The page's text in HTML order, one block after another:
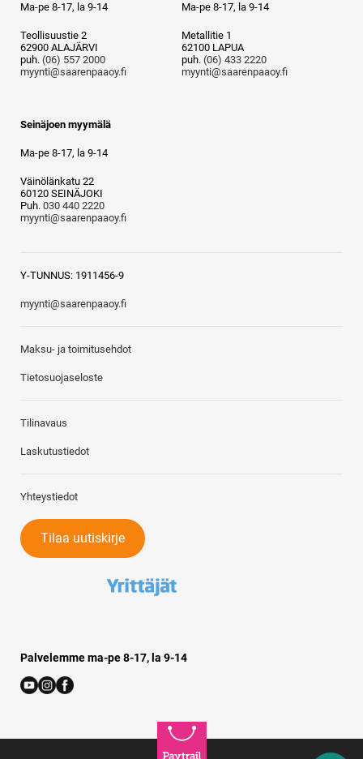
Ma-pe 8-17, la 9-14
Teollisuustie 2
62900 ALAJÄRVI
puh. (06) 557 2000
myynti@saarenpaaoy.fi
Ma-pe 8-17, la 9-14
Metallitie 1
62100 LAPUA
puh. (06) 433 2220
myynti@saarenpaaoy.fi
Seinäjoen myymälä
Ma-pe 8-17, la 9-14
Väinölänkatu 22
60120 SEINÄJOKI
Puh. 030 440 2220
myynti@saarenpaaoy.fi
Y-TUNNUS: 1911456-9
myynti@saarenpaaoy.fi
Maksu- ja toimitusehdot
Tietosuojaseloste
Tilinavaus
Laskutustiedot
Yhteystiedot
Tilaa uutiskirje
Palvelemme ma-pe 8-17, la 9-14